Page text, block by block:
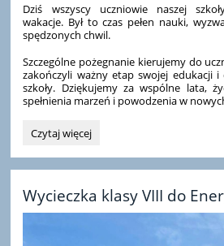
Dziś wszyscy uczniowie naszej
wakacje. Był to czas pełen nauki,
spędzonych chwil.
Szczególne pożegnanie kierujemy do
zakończyli ważny etap swojej edukacji i
szkoły. Dziękujemy za wspólne lata,
spełnienia marzeń i powodzenia w
Koniec
szkolnego
Czytaj więcej
Wycieczka klasy VIII do